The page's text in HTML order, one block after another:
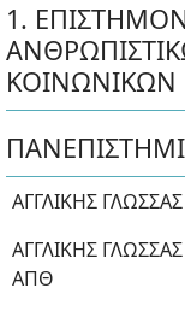
1.
ΑΓΓΛΙΚΗΣ
ΑΓΓΛΙΚΗΣ
ΑΠΘ